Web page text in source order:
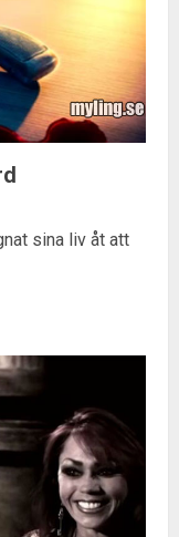
sina liv åt att